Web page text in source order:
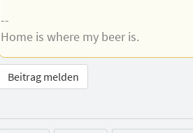
--
Home is where my beer is.
Beitrag melden